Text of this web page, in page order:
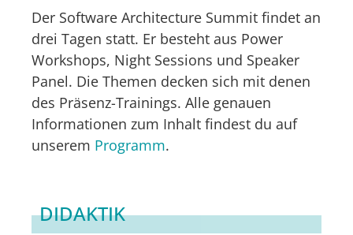
Der Software Architecture Summit findet an
drei Tagen statt. Er besteht aus Power
Workshops, Night Sessions und Speaker
Panel. Die Themen decken sich mit denen
des Präsenz-Trainings. Alle genauen
Informationen zum Inhalt findest du auf
unserem Programm.
DIDAKTIK